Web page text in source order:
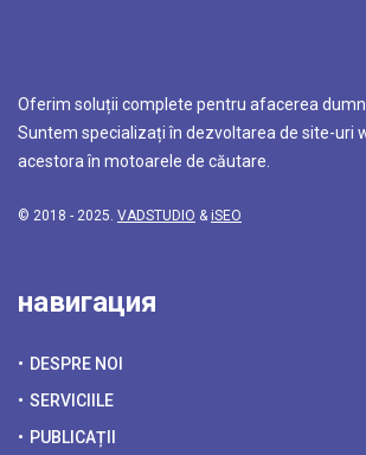
Oferim soluții complete pentru afacerea
Suntem specializați în dezvoltarea de site-uri
acestora în motoarele de căutare.
© 2018 - 2025. VADSTUDIO & iSEO
навигация
DESPRE NOI
SERVICIILE
PUBLICAȚII